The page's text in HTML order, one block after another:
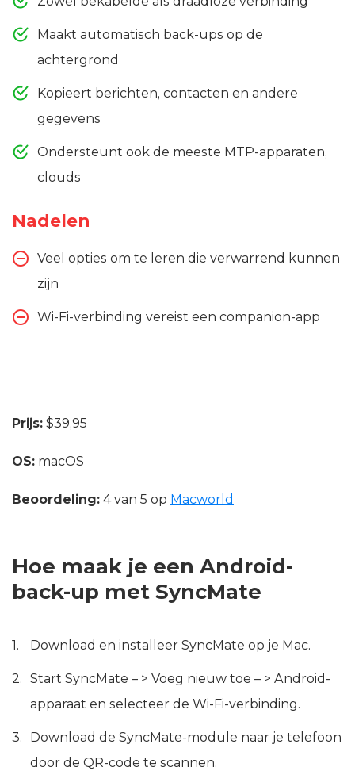
Maakt automatisch back-ups op de
achtergrond
Kopieert berichten, contacten en andere
gegevens
Ondersteunt ook de meeste MTP-apparaten,
clouds
Nadelen
Veel opties om te leren die verwarrend kunnen
zijn
Wi-Fi-verbinding vereist een companion-app
Prijs: $39,95
OS: macOS
Beoordeling: 4 van 5 op Macworld
Hoe maak je een Android-
back-up met SyncMate
Download en installeer SyncMate op je Mac.
Start SyncMate – > Voeg nieuw toe – > Android-
apparaat en selecteer de Wi-Fi-verbinding.
Download de SyncMate-module naar je telefoon
door de QR-code te scannen.